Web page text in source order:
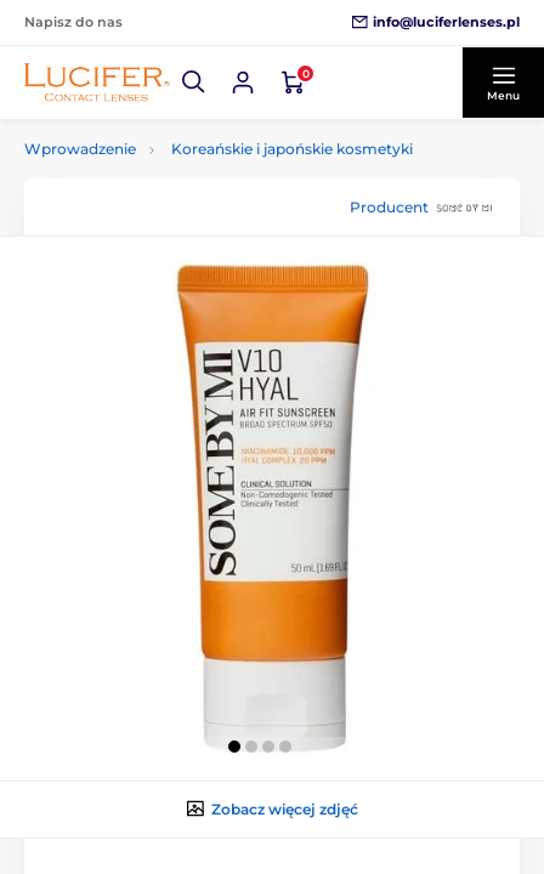
Napisz do nas info@luciferlenses.pl
0
Menu
Wprowadzenie Koreańskie i japońskie kosmetyki
Producent
Zobacz więcej zdjęć